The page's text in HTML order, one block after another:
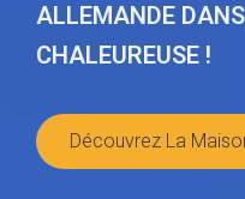
ALLEMANDE
CHALEUREUSE !
Découvrez La